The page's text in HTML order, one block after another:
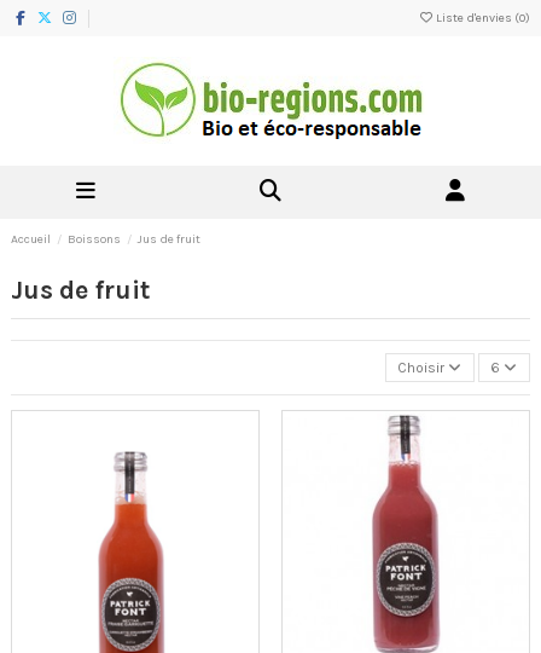
Liste d'envies (0)
Accueil Boissons Jus de fruit
Jus de fruit
Choisir 6